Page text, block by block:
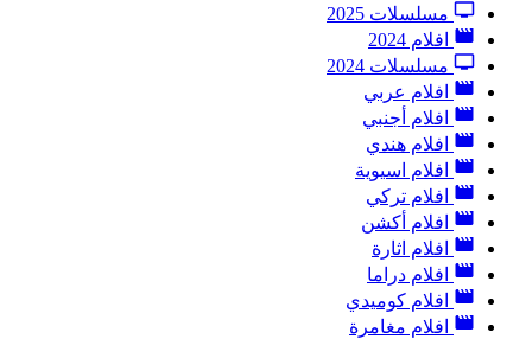
مسلسلات 2025
افلام 2024
مسلسلات 2024
افلام عربي
افلام أجنبي
افلام هندي
افلام اسيوية
افلام تركي
افلام أكشن
افلام اثارة
افلام دراما
افلام كوميدي
افلام مغامرة